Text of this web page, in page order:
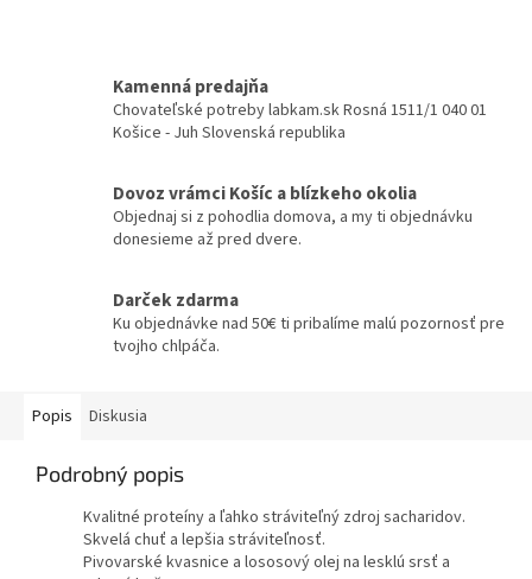
Kamenná predajňa
Chovateľské potreby labkam.sk Rosná 1511/1 040 01
Košice - Juh Slovenská republika
Dovoz vrámci Košíc a blízkeho okolia
Objednaj si z pohodlia domova, a my ti objednávku
donesieme až pred dvere.
Darček zdarma
Ku objednávke nad 50€ ti pribalíme malú pozornosť pre
tvojho chlpáča.
Popis Diskusia
Podrobný popis
Kvalitné proteíny a ľahko stráviteľný zdroj sacharidov.
Skvelá chuť a lepšia stráviteľnosť.
Pivovarské kvasnice a lososový olej na lesklú srsť a